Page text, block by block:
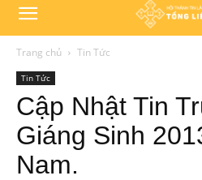
Trang chủ Tin Tức
Tin Tức
Cập Nhật Tin
Giáng Sinh
Nam.